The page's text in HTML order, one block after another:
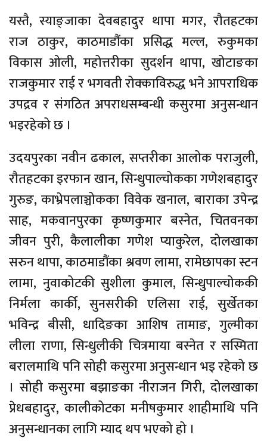
यस्तै, स्याङ्जाका देवबहादुर थापा मगर, रौतहटका
राज ठाकुर, काठमाडौंका प्रसिद्ध मल्ल, रुकुमका
विकास ओली, महोत्तरीका सुदर्शन थापा, खोटाङका
राजकुमार राई र भगवती रोक्काविरुद्ध भने आपराधिक
उपद्रव र संगठित अपराधसम्बन्धी कसुरमा अनुसन्धान
भइरहेको छ ।
उदयपुरका नवीन ढकाल, सप्तरीका आलोक पराजुली,
रौतहटका इरफान खान, सिन्धुपाल्चोकका गणेशबहादुर
गुरुङ, काभ्रेपलाञ्चोकका विवेक खनाल, बाराका उपेन्द्र
साह, मकवानपुरका कृष्णकुमार बस्नेत, चितवनका
जीवन पुरी, कैलालीका गणेश प्याकुरेल, दोलखाका
सरुन थापा, काठमाडौंका श्रवण लामा, रामेछापका स्टन
लामा, नुवाकोटकी सुशीला कुमाल, सिन्धुपाल्चोककी
निर्मला कार्की, सुनसरीकी एलिसा राई, सुर्खेतका
भविन्द्र बीसी, धादिङका आशिष तामाङ, गुल्मीका
लीला राणा, सिन्धुलीकी चित्रमाया बस्नेत र सस्मिता
बरालमाथि पनि सोही कसुरमा अनुसन्धान भइ रहेको छ
। सोही कसुरमा बझाङका नीराजन गिरी, दोलखाका
प्रेधबहादुर, कालीकोटका मनीषकुमार शाहीमाथि पनि
अनुसन्धानका लागि म्याद थप भएको हो ।